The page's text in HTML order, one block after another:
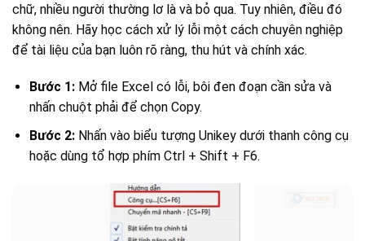
chữ, nhiều người thường lơ là và bỏ qua. Tuy nhiên, điều đó
không nên. Hãy học cách xử lý lỗi một cách chuyên nghiệp
để tài liệu của bạn luôn rõ ràng, thu hút và chính xác.
Bước 1:Mở file Excel có lỗi, bôi đen đoạn cần sửa và
nhấn chuột phải để chọn Copy.
Bước 2:Nhấn vào biểu tượng Unikey dưới thanh công cụ
hoặc dùng tổ hợp phím Ctrl + Shift + F6.